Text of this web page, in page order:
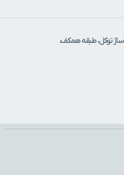
توکل، طبقه همکف،